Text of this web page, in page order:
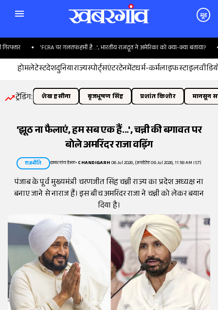
मूड
'FCRA पर गलतफहमी है...', भारतीय राजदूत ने अमेरिका को क्या-क्या बताया?
होमलेटेस्टदेशदुनियाराज्यस्पोर्ट्सएंटरटेनमेंटधर्म-कर्मलाइफस्टाइल
ट्रेंडिंग: शेख हसीना बृजभूषण सिंह प्रशांत किशोर मानसून
'झूठ ना फैलाएं, हम सब एक हैं...', चन्नी की बगावत पर
बोले अमरिंदर राजा वड़िंग
राजनीति खबरगांव डेस्क•CHANDIGARH06 Jul 2026, (अपडेटेड 06 Jul 2026, 11:58 AM IST)
पंजाब के पूर्व मुख्यमंत्री चरणजीत सिंह चन्नी राज्य का प्रदेश अध्यक्ष ना
बनाए जाने से नाराज हैं। इस बीच अमरिंदर राजा ने चन्नी को लेकर बयान
दिया है।